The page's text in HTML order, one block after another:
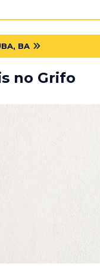
BA
no Grifo